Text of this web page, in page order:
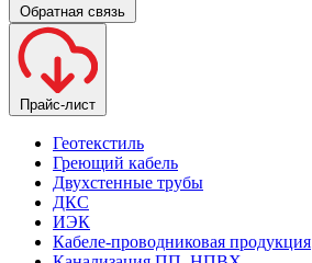
Обратная связь
Прайс-лист
Геотекстиль
Греющий кабель
Двухстенные трубы
ДКС
ИЭК
Кабеле-проводниковая продукция